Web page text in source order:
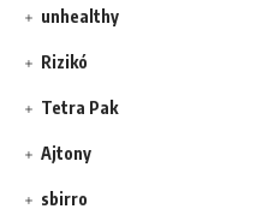
unhealthy
Rizikó
Tetra Pak
Ajtony
sbirro